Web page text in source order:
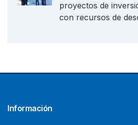
proyectos de
con recursos de
Información